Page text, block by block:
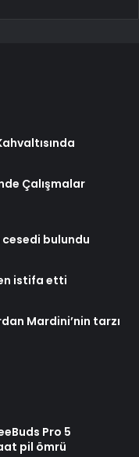
Çalışmalar
cesedi bulundu
istifa etti
Mardini’nin tarzı
Pro 5
pil ömrü